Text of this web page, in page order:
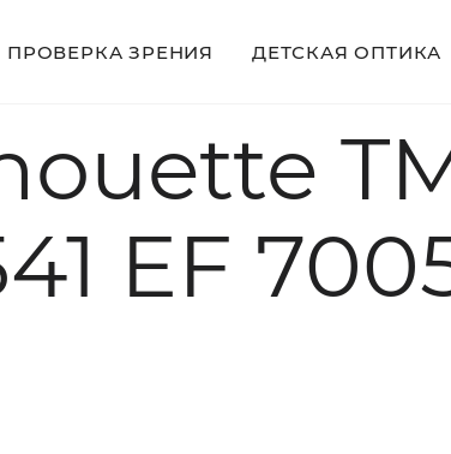
ПРОВЕРКА ЗРЕНИЯ ДЕТСКАЯ ОПТИКА
EF